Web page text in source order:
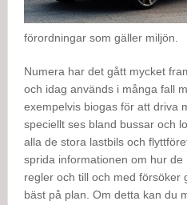
förordningar som gäller miljön.
Numera har det gått mycket
och idag används i många fall
exempelvis biogas för att driva
speciellt ses bland bussar och
alla de stora lastbils och
sprida informationen om hur
regler och till och med försöker
bäst på plan. Om detta kan du